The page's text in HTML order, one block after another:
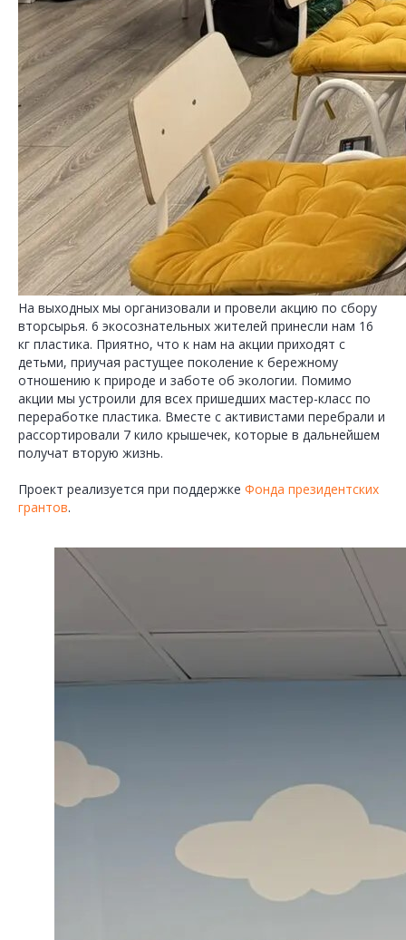
На выходных мы организовали и провели акцию по сбору
вторсырья. 6 экосознательных жителей принесли нам 16
кг пластика. Приятно, что к нам на акции приходят с
детьми, приучая растущее поколение к бережному
отношению к природе и заботе об экологии. Помимо
акции мы устроили для всех пришедших мастер-класс по
переработке пластика. Вместе с активистами перебрали и
рассортировали 7 кило крышечек, которые в дальнейшем
получат вторую жизнь.
Проект реализуется при поддержке Фонда президентских
грантов.